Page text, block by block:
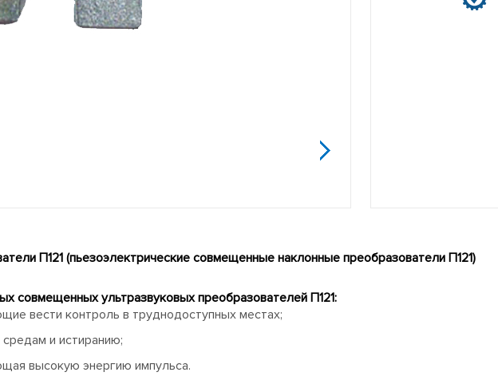
П121 (пьезоэлектрические совмещенные наклонные преобразователи П121)
совмещенных ультразвуковых преобразователей П121:
вести контроль в труднодоступных местах;
и истиранию;
высокую энергию импульса.